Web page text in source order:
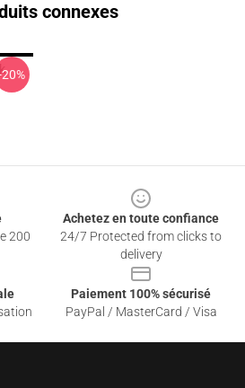
connexes
200
Achetez en toute confiance
24/7 Protected from clicks to
delivery
Paiement 100% sécurisé
PayPal / MasterCard / Visa